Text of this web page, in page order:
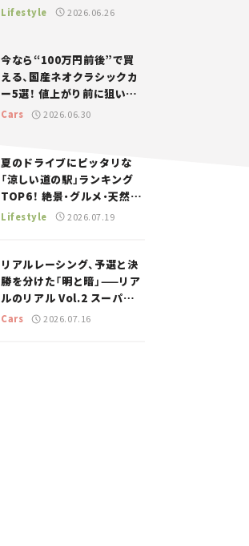
Lifestyle 2026.06.26
今なら“100万円前後”で買
える、国産ネオクラシックカ
ー5選！ 値上がり前に狙いた
い、中古車探しをお手伝い――ち
Cars 2026.06.30
夏のドライブにピッタリな
「涼しい道の駅」ランキング
TOP6！ 絶景・グルメ・天然ク
ーラーなど、避暑におすすめ
Lifestyle 2026.07.19
リアルレーシング、予選と決
勝を分けた「明と暗」——リア
ルのリアル Vol.2 スーパー
GT 2026開幕戦 岡山国際サ
Cars 2026.07.16